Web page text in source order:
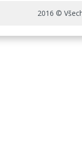
2016 ©